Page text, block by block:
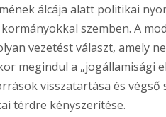
álcája alatt politikai
szemben. A
vezetést választ, amely
megindul a „jogállamisági
visszatartása és
térdre kényszerítése.